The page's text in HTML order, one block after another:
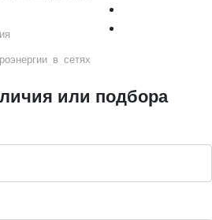
в сетях
или подбора